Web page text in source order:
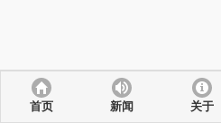
首页 新闻 关于